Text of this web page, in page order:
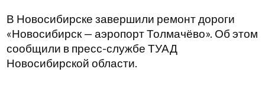
В Новосибирске завершили ремонт дороги
«Новосибирск — аэропорт Толмачёво». Об этом
сообщили в пресс-службе ТУАД
Новосибирской области.